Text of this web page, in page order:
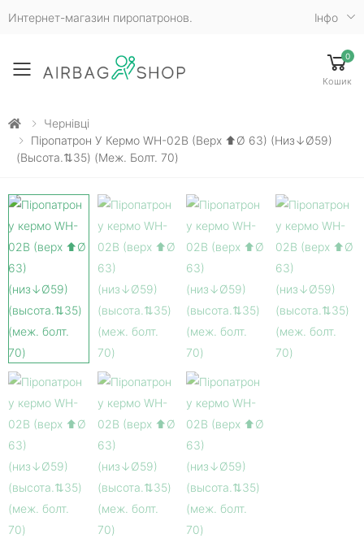
Интернет-магазин пиропатронов. Iнфо
Toggle mobile menu
0
Кошик
Чернівці
Піропатрон У Кермо WH-02B (верх ⬆Ø 63) (низ↓Ø59)
(высота.⇅35) (меж. Болт. 70)